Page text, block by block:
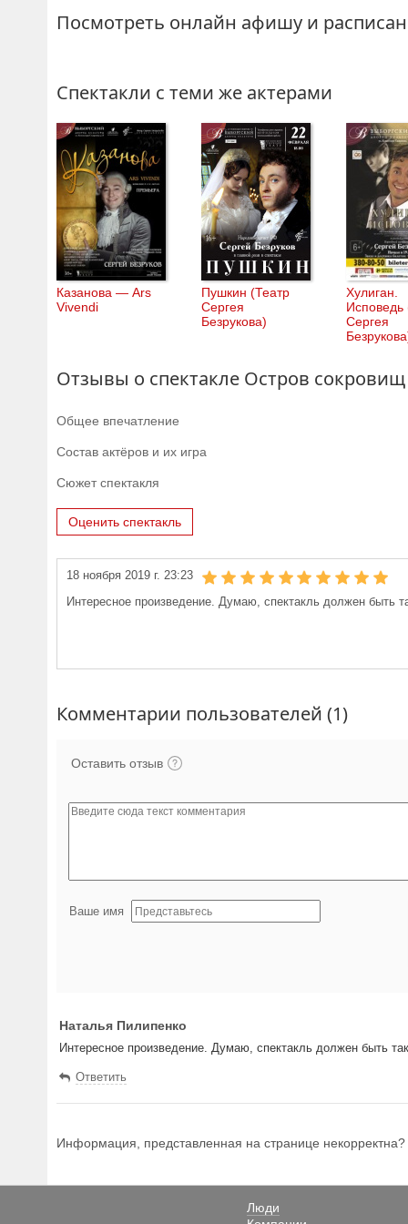
Посмотреть онлайн афишу и
Спектакли с теми же актерами
Казанова — Ars
Vivendi
Пушкин (Театр
Сергея
Безрукова)
Хулиган.
Исповедь
Сергея
Отзывы о спектакле Остров сокровищ
Общее впечатление
Состав актёров и их игра
Сюжет спектакля
Оценить спектакль
18 ноября 2019 г. 23:23
Интересное произведение. Думаю, спектакль должен быть
Комментарии пользователей (1)
Оставить отзыв
Ваше имя
Наталья Пилипенко
Интересное произведение. Думаю, спектакль должен быть
Ответить
Информация, представленная на странице некорректна?
Люди